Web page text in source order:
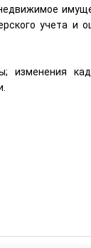
учета и
изменения